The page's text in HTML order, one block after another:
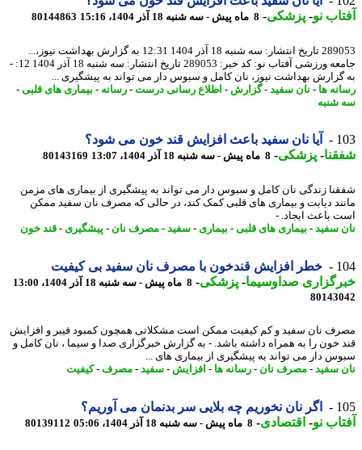
نو- پزشکی-8 ماه پیش - سه شنبه 18 آذر 1404، 15:16 80144863
289053 تاریخ انتشار: سه شنبه 18 آذر 1404 12:31 به گزارش بهداشت نیوز،...
جامعه ورزشی آفتاب نو: کد خبر: 289053 تاریخ انتشار: سه شنبه 18 آذر 1404 12: -
بهداشت نیوز، نان کامل و سبوس دار می تواند به پیشگیری ...
ها- نان سفید-گزارش -اطلاع رسانی درست -رسانه-بیماری های قلبی-
آیا نان سفید باعث افزایش قند خون می شود؟
-پزشکی-8 ماه پیش - سه شنبه 18 آذر 1404، 13:07 80143169
زندگی نان کامل و سبوس دار می تواند به پیشگیری از بیماری های مزمن
دیابت و بیماری های قلبی کمک کند، در حالی که مصرف نان سفید ممکن
باعث ایجاد. -
سفید-بیماری های قلبی-بیماری- سفید-مصرف نان-پیشگیری- قند خون
خطر افزایش قندخون با مصرف نان سفید بی کیفیت
صداوسیما-پزشکی-8 ماه پیش - سه شنبه 18 آذر 1404، 13:00
نان سفید و کم کیفیت ممکن است مشکلاتی همچون کمبود فیبر و افزایش
خون را به همراه داشته باشد. - به گزارش خبرگزاری صدا و سیما ، نان کامل و
دار می تواند به پیشگیری از بیماری های ...
سفید-مصرف نان-رسانه ها- افزایش -سفید-مصرف- کیفیت
اگر نان نخوریم چه بلایی سر بدنمان می آوریم؟
نو- اقتصادی-8 ماه پیش - سه شنبه 18 آذر 1404، 05:06 80139112